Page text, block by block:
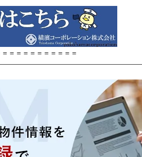
＝＝＝＝＝＝＝＝＝＝